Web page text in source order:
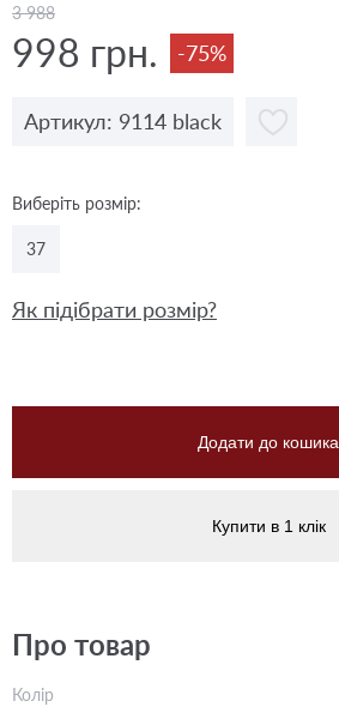
3 988
998 грн. -75%
Артикул: 9114 black
Виберіть розмір:
37
Як підібрати розмір?
Додати до кошика
Купити в 1 клік
Про товар
Колір